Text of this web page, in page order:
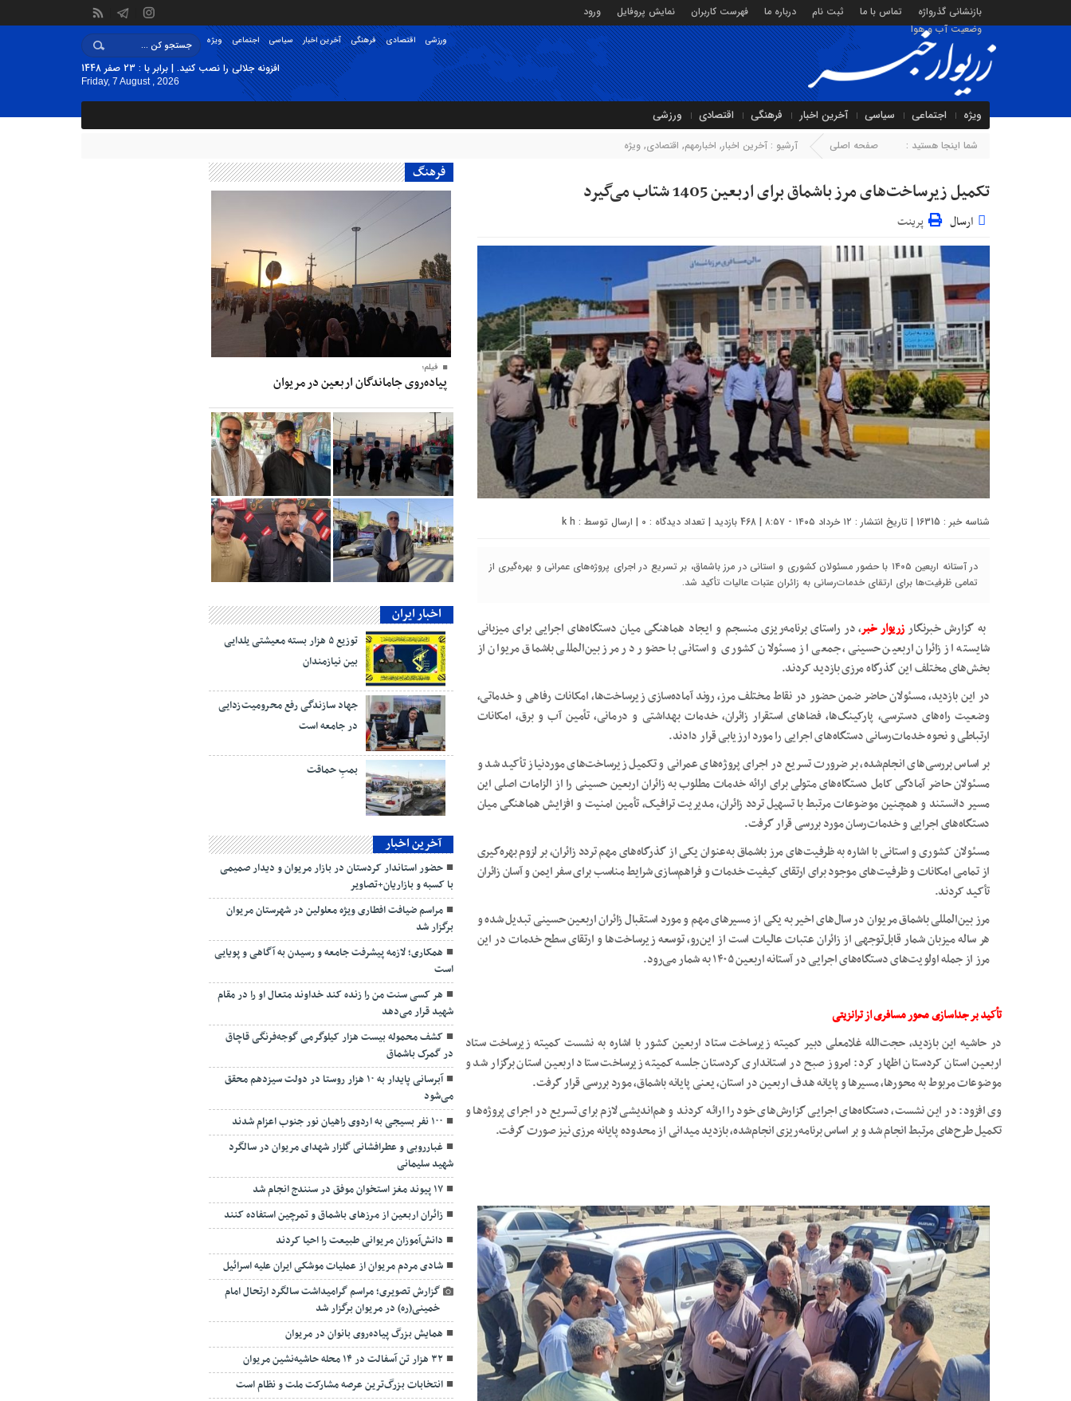
بازنشانی گذرواژه تماس با ما ثبت نام درباره ما فهرست کاربران نمایش پروفایل
ورود
وضعیت آب و هوا
ویژه اجتماعی سیاسی آخرین اخبار فرهنگی اقتصادی ورزشی
افزونه جلالی را نصب کنید. | برابر با : 23 صفر 1448
Friday, 7 August , 2026
ویژه اجتماعی سیاسی آخرین اخبار فرهنگی اقتصادی ورزشی
شما اینجا هستید : صفحه اصلی آرشیو : آخرین اخبار, اخبارمهم, اقتصادی, ویژه
تکمیل زیرساخت‌های مرز باشماق برای اربعین 1405 شتاب می‌گیرد
ارسال پرینت
شناسه خبر : 16315 | تاریخ انتشار : ۱۲ خرداد ۱۴۰۵ - ۸:۵۷ | 468 بازدید | تعداد دیدگاه : 0 | ارسال توسط : k h
در آستانه اربعین ۱۴۰۵ با حضور مسئولان کشوری و استانی در مرز باشماق، بر تسریع در اجرای پروژه‌های عمرانی و بهره‌گیری از
تمامی ظرفیت‌ها برای ارتقای خدمات‌رسانی به زائران عتبات عالیات تأکید شد.
به گزارش خبرنگارزریوار خبر، در راستای برنامه‌ریزی منسجم و ایجاد هماهنگی میان دستگاه‌های اجرایی برای میزبانی
شایسته از زائران اربعین حسینی، جمعی از مسئولان کشوری و استانی با حضور در مرز بین‌المللی باشماق مریوان از
بخش‌های مختلف این گذرگاه مرزی بازدید کردند.
در این بازدید، مسئولان حاضر ضمن حضور در نقاط مختلف مرز، روند آماده‌سازی زیرساخت‌ها، امکانات رفاهی و خدماتی،
وضعیت راه‌های دسترسی، پارکینگ‌ها، فضاهای استقرار زائران، خدمات بهداشتی و درمانی، تأمین آب و برق، امکانات
ارتباطی و نحوه خدمات‌رسانی دستگاه‌های اجرایی را مورد ارزیابی قرار دادند.
بر اساس بررسی‌های انجام‌شده، بر ضرورت تسریع در اجرای پروژه‌های عمرانی و تکمیل زیرساخت‌های موردنیاز تأکید شد و
مسئولان حاضر آمادگی کامل دستگاه‌های متولی برای ارائه خدمات مطلوب به زائران اربعین حسینی را از الزامات اصلی این
مسیر دانستند و همچنین موضوعات مرتبط با تسهیل تردد زائران، مدیریت ترافیک، تأمین امنیت و افزایش هماهنگی میان
دستگاه‌های اجرایی و خدمات‌رسان مورد بررسی قرار گرفت.
مسئولان کشوری و استانی با اشاره به ظرفیت‌های مرز باشماق به‌عنوان یکی از گذرگاه‌های مهم تردد زائران، بر لزوم بهره‌گیری
از تمامی امکانات و ظرفیت‌های موجود برای ارتقای کیفیت خدمات و فراهم‌سازی شرایط مناسب برای سفر ایمن و آسان زائران
تأکید کردند.
مرز بین‌المللی باشماق مریوان در سال‌های اخیر به یکی از مسیرهای مهم و مورد استقبال زائران اربعین حسینی تبدیل شده و
هر ساله میزبان شمار قابل‌توجهی از زائران عتبات عالیات است از این‌رو، توسعه زیرساخت‌ها و ارتقای سطح خدمات در این
مرز از جمله اولویت‌های دستگاه‌های اجرایی در آستانه اربعین ۱۴۰۵ به شمار می‌رود.
تأکید بر جداسازی محور مسافری از ترانزیتی
در حاشیه این بازدید، حجت‌الله غلامعلی دبیر کمیته زیرساخت ستاد اربعین کشور با اشاره به نشست کمیته زیرساخت ستاد
اربعین استان کردستان اظهار کرد: امروز صبح در استانداری کردستان جلسه کمیته زیرساخت ستاد اربعین استان برگزار شد و
موضوعات مربوط به محور‌ها، مسیرها و پایانه هدف اربعین در استان، یعنی پایانه باشماق، مورد بررسی قرار گرفت.
وی افزود: در این نشست، دستگاه‌های اجرایی گزارش‌های خود را ارائه کردند و هم‌اندیشی لازم برای تسریع در اجرای پروژه‌ها و
تکمیل طرح‌های مرتبط انجام شد و بر اساس برنامه‌ریزی انجام‌شده، بازدید میدانی از محدوده پایانه مرزی نیز صورت گرفت.
فرهنگ
فیلم؛
پیاده‌روی جاماندگان اربعین در مریوان
اخبار ایران
توزیع ۵ هزار بسته معیشتی یلدایی
بین نیازمندان
جهاد سازندگی رفع محرومیت‌زدایی
در جامعه است
بمبِ حماقت
آخرین اخبار
حضور استاندار کردستان در بازار مریوان و دیدار صمیمی
با کسبه و بازاریان+تصاویر
مراسم ضیافت افطاری ویژه معلولین در شهرستان مریوان
برگزار شد
همکاری؛ لازمه پیشرفت جامعه و رسیدن به آگاهی و پویایی
است
هر کسی سنت من را زنده کند خداوند متعال او را در مقام
شهید قرار می‌دهد
کشف محموله بیست هزار کیلوگرمی گوجه‌فرنگی قاچاق
در گمرک باشماق
آبرسانی پایدار به ۱۰ هزار روستا در دولت سیزدهم محقق
می‌شود
۱۰۰ نفر بسیجی به اردوی راهیان نور جنوب اعزام شدند
غبارروبی و عطرافشانی گلزار شهدای مریوان در سالگرد
شهید سلیمانی
۱۷ پیوند مغز استخوان موفق در سنندج انجام شد
زائران اربعین از مرزهای باشماق و تمرچین استفاده کنند
دانش‌آموزان مریوانی طبیعت را احیا کردند
شادی مردم مریوان از عملیات موشکی ایران علیه اسرائیل
گزارش تصویری؛ مراسم گرامیداشت سالگرد ارتحال امام
خمینی(ره) در مریوان برگزار شد
همایش بزرگ پیاده‌روی بانوان در مریوان
۳۲ هزار تن آسفالت در ۱۴ محله حاشیه‌نشین مریوان
انتخابات بزرگ‌ترین عرصه مشارکت ملت و نظام است